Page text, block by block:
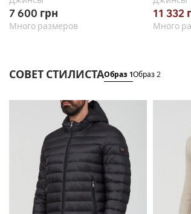
7 600 грн
Много размеров
11 332
Много
СОВЕТ СТИЛИСТАОбраз 1Образ 2